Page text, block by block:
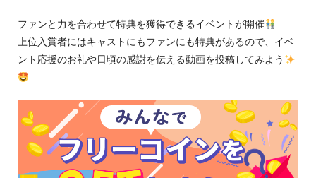
ファンと力を合わせて特典を獲得できるイベントが開催
上位入賞者にはキャストにもファンにも特典があるので、イベ
ント応援のお礼や日頃の感謝を伝える動画を投稿してみよう